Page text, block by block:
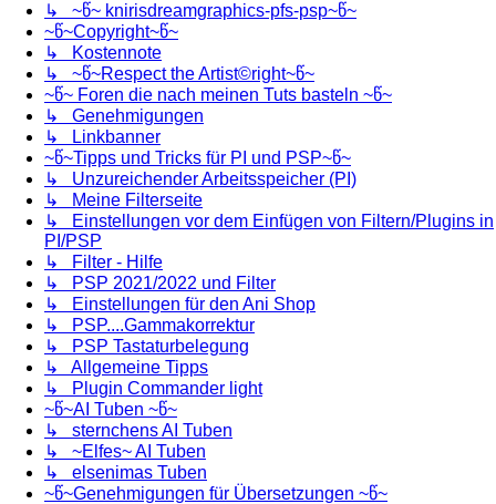
↳ ~წ~ knirisdreamgraphics-pfs-psp~წ~
~წ~Copyright~წ~
↳ Kostennote
↳ ~წ~Respect the Artist©right~წ~
~წ~ Foren die nach meinen Tuts basteln ~წ~
↳ Genehmigungen
↳ Linkbanner
~წ~Tipps und Tricks für PI und PSP~წ~
↳ Unzureichender Arbeitsspeicher (PI)
↳ Meine Filterseite
↳ Einstellungen vor dem Einfügen von Filtern/Plugins in
PI/PSP
↳ Filter - Hilfe
↳ PSP 2021/2022 und Filter
↳ Einstellungen für den Ani Shop
↳ PSP....Gammakorrektur
↳ PSP Tastaturbelegung
↳ Allgemeine Tipps
↳ Plugin Commander light
~წ~AI Tuben ~წ~
↳ sternchens AI Tuben
↳ ~Elfes~ AI Tuben
↳ elsenimas Tuben
~წ~Genehmigungen für Übersetzungen ~წ~